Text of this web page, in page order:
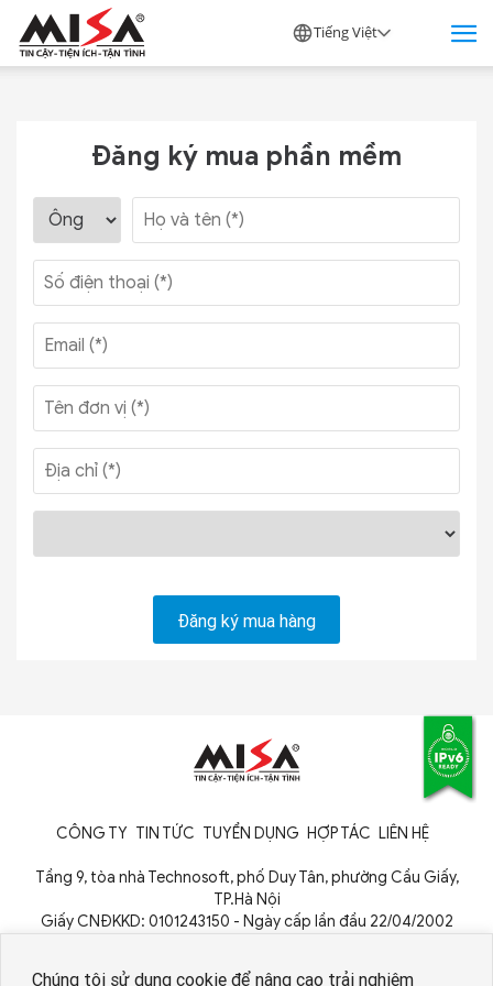
Chúng tôi sử dụng cookie để nâng cao trải nghiệm
Tiếng Việt
Đăng ký mua phần mềm
CÔNG TY TIN TỨC TUYỂN DỤNG HỢP TÁC LIÊN HỆ
Tầng 9, tòa nhà Technosoft, phố Duy Tân, phường Cầu Giấy,
TP.Hà Nội
Giấy CNĐKKD: 0101243150 - Ngày cấp lần đầu 22/04/2002